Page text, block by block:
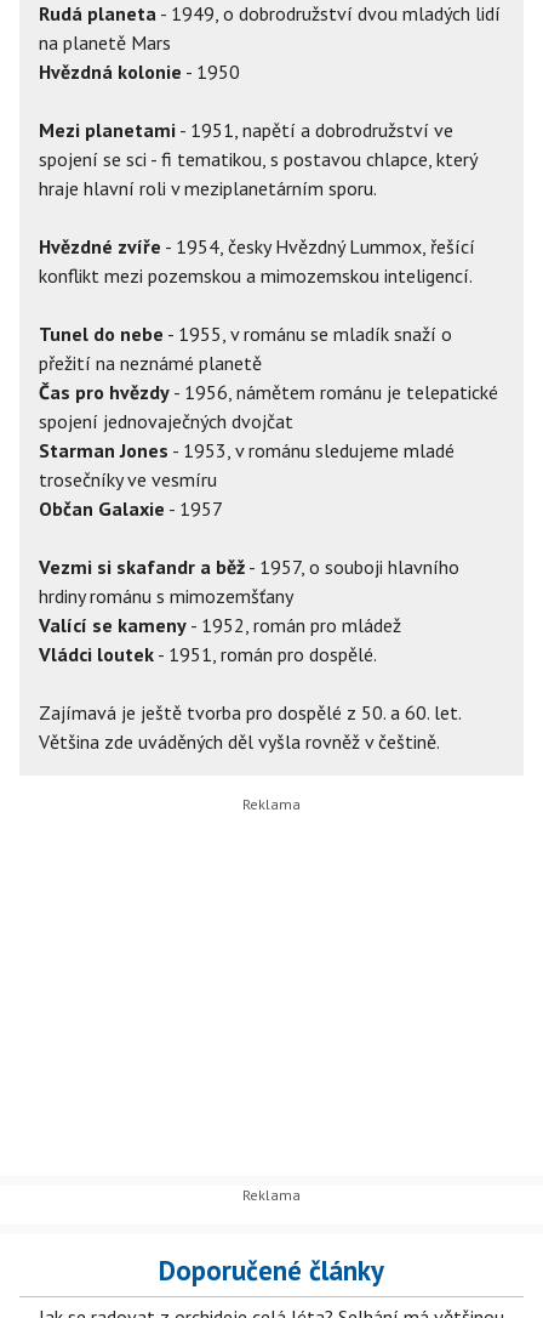
Rudá planeta - 1949, o dobrodružství dvou mladých lidí
na planetě Mars
Hvězdná kolonie - 1950
Mezi planetami - 1951, napětí a dobrodružství ve
spojení se sci - fi tematikou, s postavou chlapce, který
hraje hlavní roli v meziplanetárním sporu.
Hvězdné zvíře - 1954, česky Hvězdný Lummox, řešící
konflikt mezi pozemskou a mimozemskou inteligencí.
Tunel do nebe - 1955, v románu se mladík snaží o
přežití na neznámé planetě
Čas pro hvězdy - 1956, námětem románu je telepatické
spojení jednovaječných dvojčat
Starman Jones - 1953, v románu sledujeme mladé
trosečníky ve vesmíru
Občan Galaxie - 1957
Vezmi si skafandr a běž - 1957, o souboji hlavního
hrdiny románu s mimozemšťany
Valící se kameny - 1952, román pro mládež
Vládci loutek - 1951, román pro dospělé.
Zajímavá je ještě tvorba pro dospělé z 50. a 60. let.
Většina zde uváděných děl vyšla rovněž v češtině.
Doporučené články